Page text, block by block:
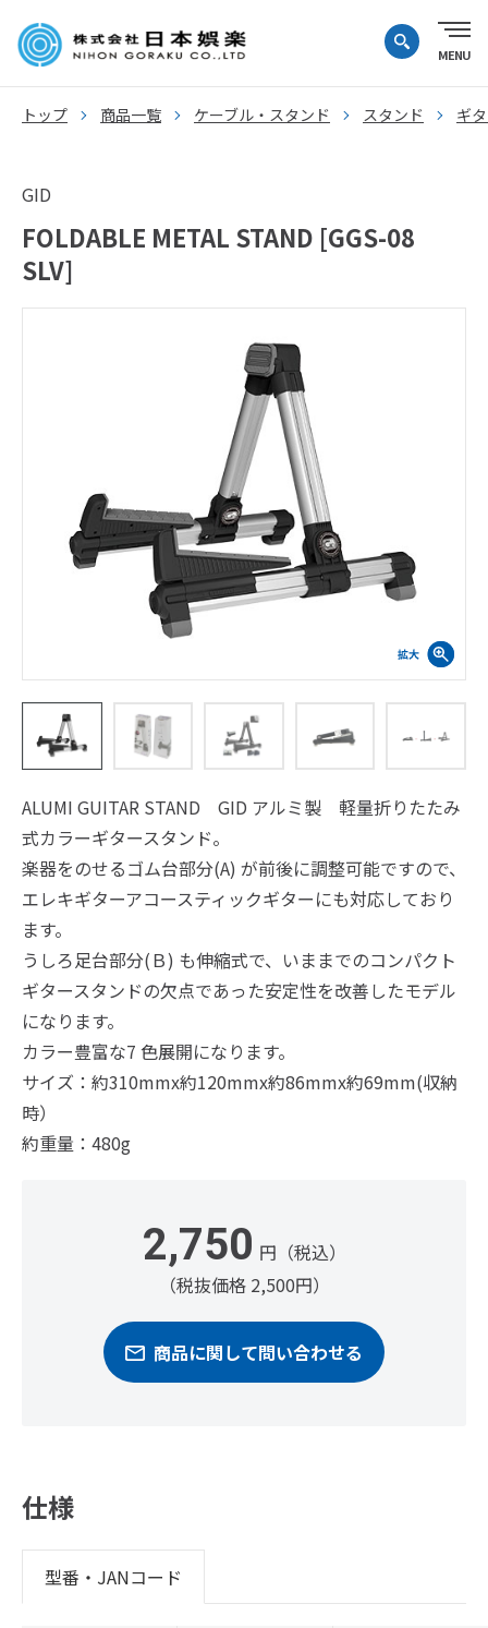
トップ 商品一覧 ケーブル・スタンド スタンド ギ
GID
FOLDABLE METAL STAND [GGS-08
SLV]
ALUMI GUITAR STAND GID アルミ製 軽量折りたたみ
式カラーギタースタンド。
楽器をのせるゴム台部分(A) が前後に調整可能ですので、
エレキギターアコースティックギターにも対応しており
ます。
うしろ足台部分(Ｂ) も伸縮式で、いままでのコンパクト
ギタースタンドの欠点であった安定性を改善したモデル
になります。
カラー豊富な7 色展開になります。
サイズ：約310mmx約120mmx約86mmx約69mm(収納
時）
約重量：480g
2,750 円（税込）
（税抜価格 2,500円）
商品に関して問い合わせる
仕様
型番・JANコード